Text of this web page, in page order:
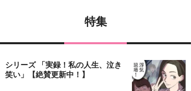
特集
シリーズ 「実録！私の人生、泣き
笑い」【絶賛更新中！】